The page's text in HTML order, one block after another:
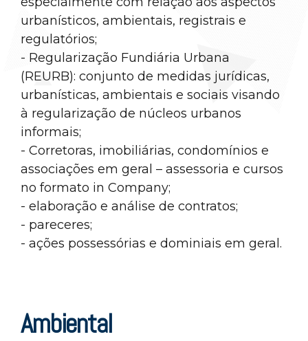
urbanísticos, ambientais, registrais e
regulatórios;
- Regularização Fundiária Urbana
(REURB): conjunto de medidas jurídicas,
urbanísticas, ambientais e sociais visando
à regularização de núcleos urbanos
informais;
- Corretoras, imobiliárias, condomínios e
associações em geral – assessoria e cursos
no formato in Company;
- elaboração e análise de contratos;
- pareceres;
- ações possessórias e dominiais em geral.
Ambiental